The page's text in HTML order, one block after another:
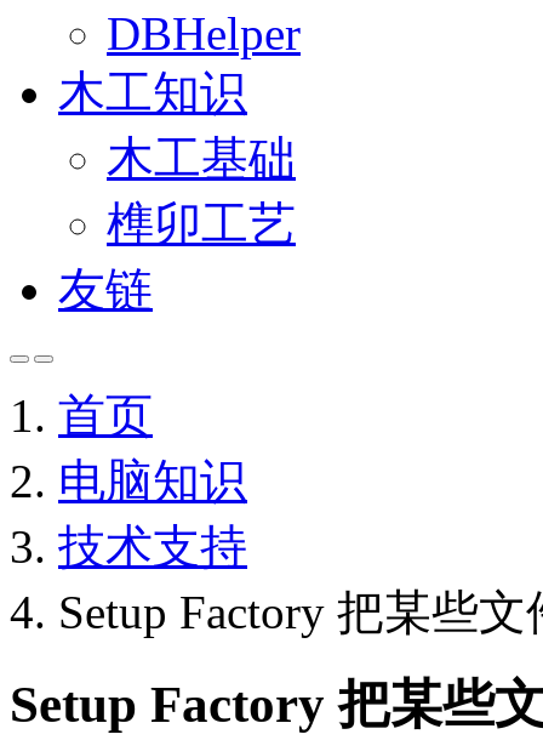
DBHelper
木工知识
木工基础
榫卯工艺
友链
首页
电脑知识
技术支持
Setup Factory 把某些
Setup Factory 把某些